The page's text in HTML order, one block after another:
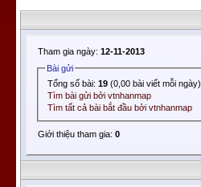
Tham gia ngày: 12-11-2013
Bài gửi
Tổng số bài:19 (0,00 bài viết mỗi ngày)
Tìm bài gửi bởi vtnhanmap
Tìm tất cả bài bắt đầu bởi vtnhanmap
Giới thiệu tham gia: 0